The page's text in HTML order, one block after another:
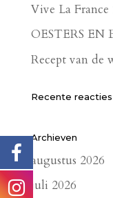
Vive La France
OESTERS EN
Recept van de
Recente reacties
Archieven
augustus 2026
juli 2026